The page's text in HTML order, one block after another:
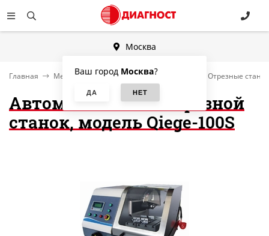
Москва
Ваш город Москва?
Главная Металлографическая пробоподготовка Отрезные станки
Автоматический отрезной
станок, модель Qiege-100S